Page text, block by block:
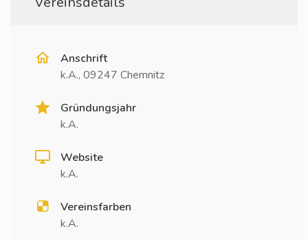
Anschrift
k.A., 09247 Chemnitz
Gründungsjahr
k.A.
Website
k.A.
Vereinsfarben
k.A.